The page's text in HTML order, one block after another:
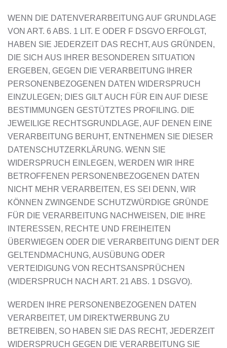
WENN DIE DATENVERARBEITUNG AUF GRUNDLAGE
VON ART. 6 ABS. 1 LIT. E ODER F DSGVO ERFOLGT,
HABEN SIE JEDERZEIT DAS RECHT, AUS GRÜNDEN,
DIE SICH AUS IHRER BESONDEREN SITUATION
ERGEBEN, GEGEN DIE VERARBEITUNG IHRER
PERSONENBEZOGENEN DATEN WIDERSPRUCH
EINZULEGEN; DIES GILT AUCH FÜR EIN AUF DIESE
BESTIMMUNGEN GESTÜTZTES PROFILING. DIE
JEWEILIGE RECHTSGRUNDLAGE, AUF DENEN EINE
VERARBEITUNG BERUHT, ENTNEHMEN SIE DIESER
DATENSCHUTZERKLÄRUNG. WENN SIE
WIDERSPRUCH EINLEGEN, WERDEN WIR IHRE
BETROFFENEN PERSONENBEZOGENEN DATEN
NICHT MEHR VERARBEITEN, ES SEI DENN, WIR
KÖNNEN ZWINGENDE SCHUTZWÜRDIGE GRÜNDE
FÜR DIE VERARBEITUNG NACHWEISEN, DIE IHRE
INTERESSEN, RECHTE UND FREIHEITEN
ÜBERWIEGEN ODER DIE VERARBEITUNG DIENT DER
GELTENDMACHUNG, AUSÜBUNG ODER
VERTEIDIGUNG VON RECHTSANSPRÜCHEN
(WIDERSPRUCH NACH ART. 21 ABS. 1 DSGVO).
WERDEN IHRE PERSONENBEZOGENEN DATEN
VERARBEITET, UM DIREKTWERBUNG ZU
BETREIBEN, SO HABEN SIE DAS RECHT, JEDERZEIT
WIDERSPRUCH GEGEN DIE VERARBEITUNG SIE